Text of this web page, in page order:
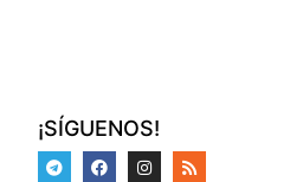
¡SÍGUENOS!